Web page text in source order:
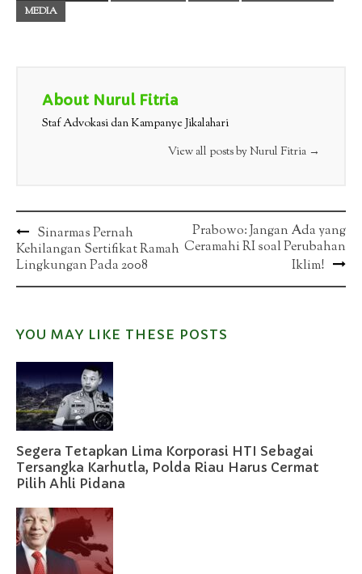
MEDIA
About Nurul Fitria
Staf Advokasi dan Kampanye Jikalahari
View all posts by Nurul Fitria →
Post
navigation
Sinarmas Pernah
Kehilangan Sertifikat Ramah
Lingkungan Pada 2008
Prabowo: Jangan Ada yang
Ceramahi RI soal Perubahan
Iklim!
YOU MAY LIKE THESE POSTS
Segera Tetapkan Lima Korporasi HTI Sebagai
Tersangka Karhutla, Polda Riau Harus Cermat
Pilih Ahli Pidana